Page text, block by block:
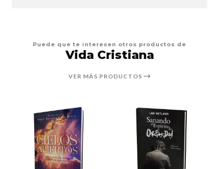
Puede que te interesen otros productos de
Vida Cristiana
VER MÁS PRODUCTOS